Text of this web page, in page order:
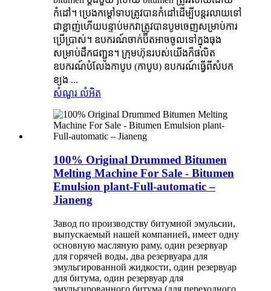
កំដៅ។ ប្រេងកម្ដៅទាបត្រូវបានកំដៅដើម្បីបន្ដរលាយទៅ
ជាខ្លាញ់ហើយបន្ទាប់មកវាត្រូវបានបូមចេញសម្រាប់ការ
ប្រើប្រាស់។ ឧបករណ៍ចាក់ប៊ីតអាចចូលទៅក្នុងធុង
សម្រាប់ដឹកជញ្ជូន។ ក្រុមហ៊ុនរបស់យើងក៏ផលិត
ឧបករណ៍បំលែងកាបូប (កាបូប) ឧបករណ៍ធ្វើពីសំបក
ខ្យង ...
សំណួរ លំអិត
100% Original Drummed Bitumen
Melting Machine For Sale - Bitumen
Emulsion plant-Full-automatic –
Jianeng
Завод по производству битумной эмульсии,
выпускаемый нашей компанией, имеет одну
основную масляную раму, один резервуар
для горячей воды, два резервуара для
эмульгированной жидкости, один резервуар
для битума, один резервуар для
эмульгированного битума (для переходного